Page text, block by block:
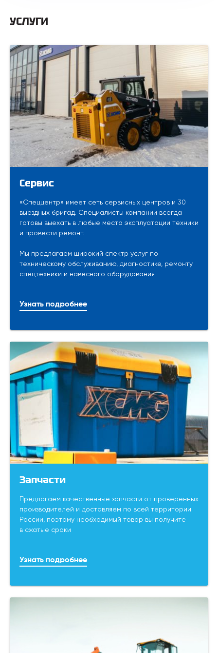
УСЛУГИ
Сервис
«Спеццентр» имеет сеть сервисных центров и 30
выездных бригад. Специалисты компании всегда
готовы выехать в любые места эксплуатации техники
и провести ремонт.
Мы предлагаем широкий спектр услуг по
техническому обслуживанию, диагностике, ремонту
спецтехники и навесного оборудования
Узнать подробнее
Запчасти
Предлагаем качественные запчасти от проверенных
производителей и доставляем по всей территории
России, поэтому необходимый товар вы получите
в сжатые сроки
Узнать подробнее